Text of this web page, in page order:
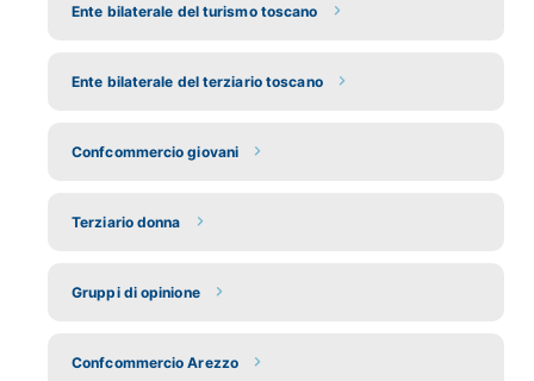
Ente bilaterale del turismo toscano
Ente bilaterale del terziario toscano
Confcommercio giovani
Terziario donna
Gruppi di opinione
Confcommercio Arezzo